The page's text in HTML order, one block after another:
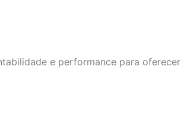
e performance para